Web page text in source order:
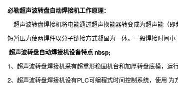
必勒超声波转盘自动焊接机工作原理：
超声波转盘焊接机将电能通过超声换能器转变成为超声能（
短暂压力使两焊件以分子链接方式凝固为一体。一般焊接时间
超声波转盘自动焊接机设备特点 nbsp;
1、超声波转盘焊接机采有超重形稳固机台和加厚转盘底模，运
2、超声波转盘焊接机设有PLC可编程式时间控制系统，使用 为